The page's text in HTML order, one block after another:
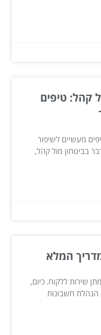
קהל: טיפים
מעשיים לשיפור
בביטחון מול קהל,
המלא
שירות ללקוח. כיום,
הנהלת חשבונות